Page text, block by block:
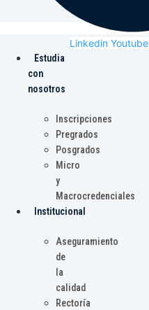
Linkedin Youtube
Estudia
con
nosotros
Inscripciones
Pregrados
Posgrados
Micro
y
Macrocredenciales
Institucional
Aseguramiento
de
la
calidad
Rectoría